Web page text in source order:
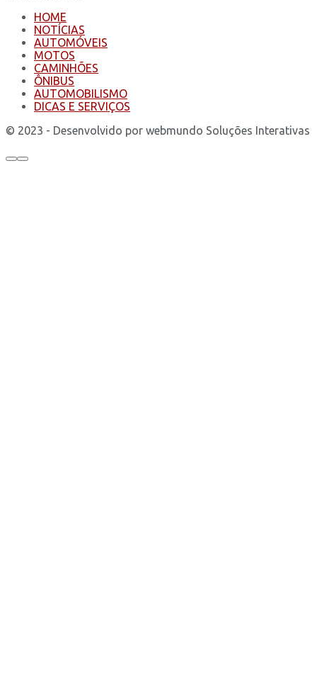
HOME
NOTÍCIAS
AUTOMÓVEIS
MOTOS
CAMINHÕES
ÔNIBUS
AUTOMOBILISMO
DICAS E SERVIÇOS
© 2023 - Desenvolvido por webmundo Soluções Interativas